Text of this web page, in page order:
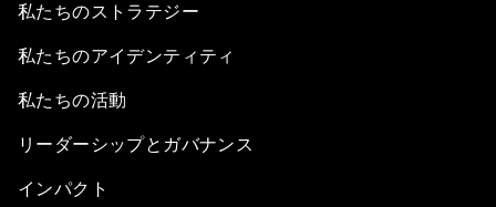
私たちのストラテジー
私たちのアイデンティティ
私たちの活動
リーダーシップとガバナンス
インパクト